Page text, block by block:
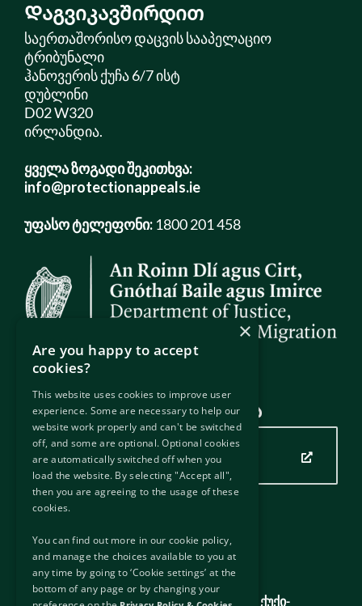
Დაგვიკავშირდით
საერთაშორისო დაცვის სააპელაციო
ტრიბუნალი
ჰანოვერის ქუჩა 6/7 ისტ
დუბლინი
D02 W320
ირლანდია.
ყველა ზოგადი შეკითხვა:
info@protectionappeals.ie
უფასო ტელეფონი: 1800 201 458
ჩვენი ადგილმდებარეობა
დააწკაპუნეთ აქ ჩვენი
მდებარეობის სანახავად
გამოსადეგი ბმულები
გარე ბმულები
პასუხისმგებლობის უარყოფა
კონფიდენციალურობის პოლიტიკა და ქუქი-
×
Are you happy to accept
cookies?
This website uses cookies to improve user
experience. Some are necessary to help our
website work properly and can't be switched
off, and some are optional. Optional cookies
are automatically switched off when you
load the website. By selecting "Accept all",
then you are agreeing to the usage of these
cookies.
You can find out more in our cookie policy,
and manage the choices available to you at
any time by going to ‘Cookie settings’ at the
bottom of any page or by changing your